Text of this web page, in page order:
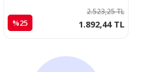
%25
2.523,25 TL
1.892,44 TL